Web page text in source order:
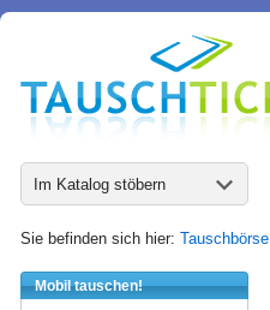
Im Katalog stöbern
Sie befinden sich hier: Tauschbörse
Mobil tauschen!